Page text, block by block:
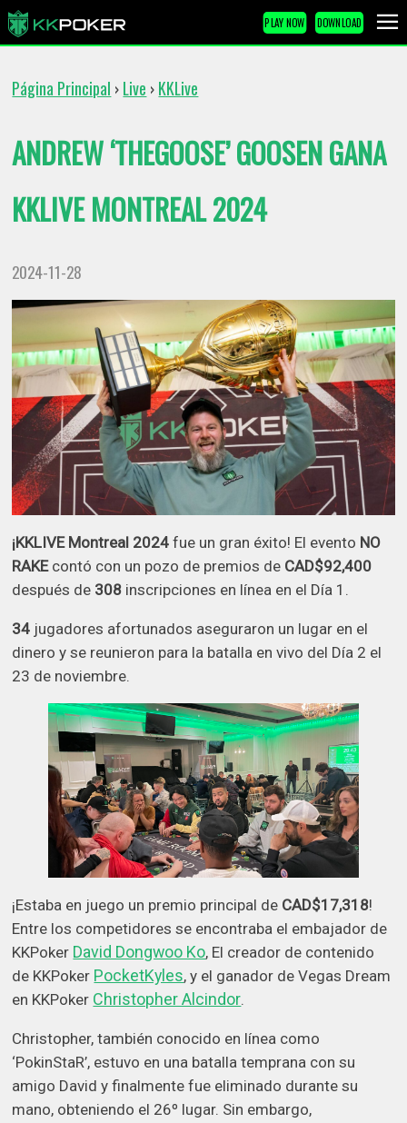
PLAY NOW DOWNLOAD
Página Principal › Live › KKLive
ANDREW ‘THEGOOSE’ GOOSEN GANA
KKLIVE MONTREAL 2024
2024-11-28
¡KKLIVE Montreal 2024 fue un gran éxito! El evento NO
RAKEcontó con un pozo de premios de CAD$92,400
después de 308 inscripciones en línea en el Día 1.
34 jugadores afortunados aseguraron un lugar en el
dinero y se reunieron para la batalla en vivo del Día 2 el
23 de noviembre.
¡Estaba en juego un premio principal de CAD$17,318!
Entre los competidores se encontraba el embajador de
KKPoker David Dongwoo Ko, El creador de contenido
de KKPoker PocketKyles, y el ganador de Vegas Dream
en KKPoker Christopher Alcindor.
Christopher, también conocido en línea como
‘PokinStaR’, estuvo en una batalla temprana con su
amigo David y finalmente fue eliminado durante su
mano, obteniendo el 26º lugar. Sin embargo,